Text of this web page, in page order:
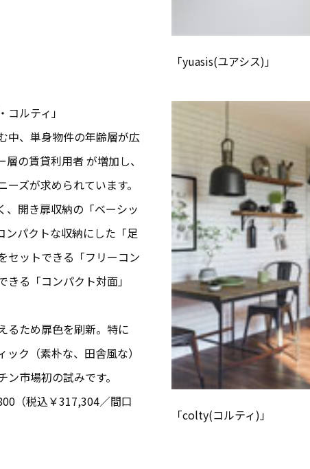
「yuasis(ユアシス)」
ルティ」
中、単身物件の年齢層が広
の賃貸利用者 が増加し、
ズが求められています。
、開き扉収納の「ベーシッ
ンパクトな収納にした「足
セットできる「フリーコン
る「コンパクト対面」
るため扉色を刷新。特に
ック（素朴な、田舎風な）
市場初の試みです。
（税込￥317,304／間口
「colty(コルティ)」